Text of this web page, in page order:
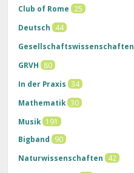
Club of Rome
25
Deutsch
44
Gesellschaftswissenschaften
GRVH
80
In der Praxis
34
Mathematik 30
Musik 191
Bigband
90
Naturwissenschaften
42